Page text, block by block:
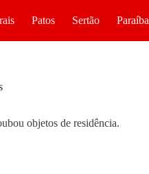
Patos Sertão Paraíba
objetos de residência.